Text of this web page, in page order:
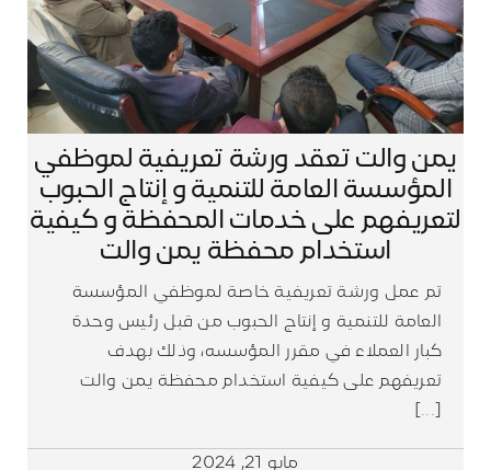
يمن والت تعقد ورشة تعريفية لموظفي
المؤسسة العامة للتنمية و إنتاج الحبوب
لتعريفهم على خدمات المحفظة و كيفية
استخدام محفظة يمن والت
تم عمل ورشة تعريفية خاصة لموظفي المؤسسة
العامة للتنمية و إنتاج الحبوب من قبل رئيس وحدة
كبار العملاء في مقرر المؤسسه، وذلك بهدف
تعريفهم على كيفية استخدام محفظة يمن والت
[...]
مايو 21, 2024